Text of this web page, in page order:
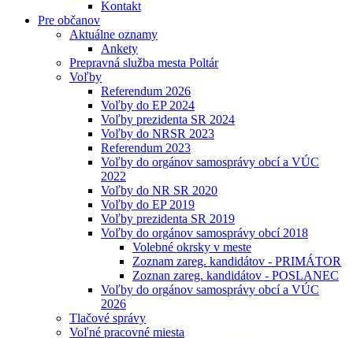
Kontakt
Pre občanov
Aktuálne oznamy
Ankety
Prepravná služba mesta Poltár
Voľby
Referendum 2026
Voľby do EP 2024
Voľby prezidenta SR 2024
Voľby do NRSR 2023
Referendum 2023
Voľby do orgánov samosprávy obcí a VÚC
2022
Voľby do NR SR 2020
Voľby do EP 2019
Voľby prezidenta SR 2019
Voľby do orgánov samosprávy obcí 2018
Volebné okrsky v meste
Zoznam zareg. kandidátov - PRIMÁTOR
Zoznan zareg. kandidátov - POSLANEC
Voľby do orgánov samosprávy obcí a VÚC
2026
Tlačové správy
Voľné pracovné miesta